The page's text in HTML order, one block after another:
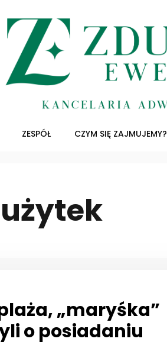
ZESPÓŁ CZYM SIĘ ZAJMUJEMY?
„maryśka”
o posiadaniu